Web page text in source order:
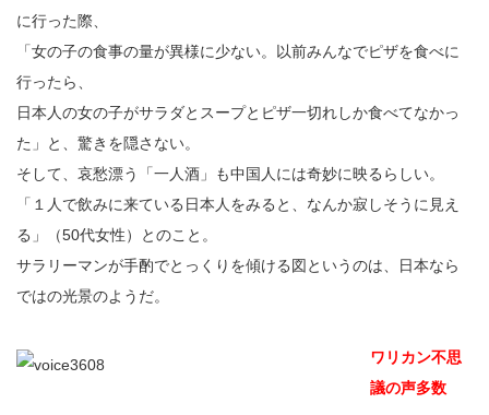
に行った際、
「女の子の食事の量が異様に少ない。以前みんなでピザを食べに
行ったら、
日本人の女の子がサラダとスープとピザ一切れしか食べてなかっ
た」と、驚きを隠さない。
そして、哀愁漂う「一人酒」も中国人には奇妙に映るらしい。
「１人で飲みに来ている日本人をみると、なんか寂しそうに見え
る」（50代女性）とのこと。
サラリーマンが手酌でとっくりを傾ける図というのは、日本なら
ではの光景のようだ。
ワリカン不思
議の声多数